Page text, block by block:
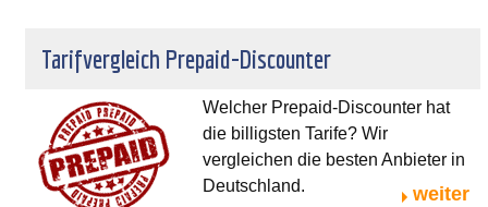
Tarifvergleich Prepaid-Discounter
Welcher Prepaid-Discounter hat
die billigsten Tarife? Wir
vergleichen die besten Anbieter in
Deutschland.
weiter